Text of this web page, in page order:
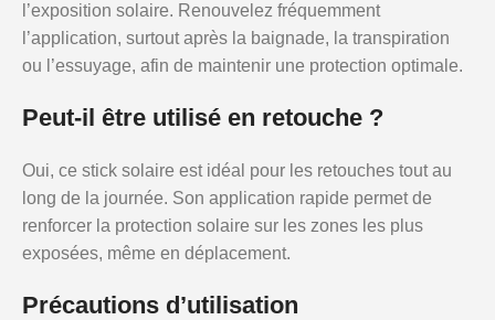
l’exposition solaire. Renouvelez fréquemment
l’application, surtout après la baignade, la transpiration
ou l’essuyage, afin de maintenir une protection optimale.
Peut-il être utilisé en retouche ?
Oui, ce stick solaire est idéal pour les retouches tout au
long de la journée. Son application rapide permet de
renforcer la protection solaire sur les zones les plus
exposées, même en déplacement.
Précautions d’utilisation